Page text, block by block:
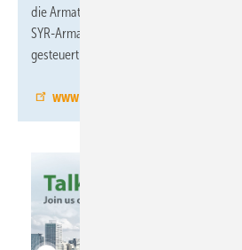
die Armatur permanent die Installation.
SYR-Armaturen aus dem Connect
gesteuert werden.
www.syr.de